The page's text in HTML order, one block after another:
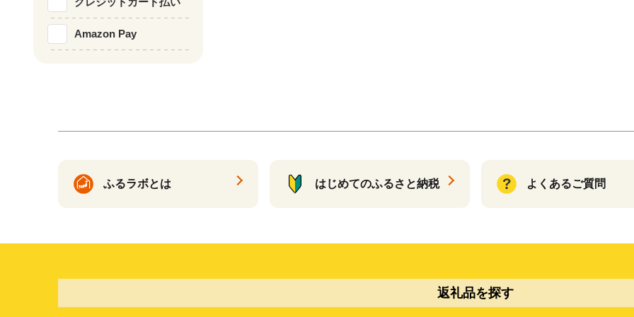
Amazon Pay
ふるラボとは はじめてのふるさと納税 よくあるご質問
返礼品を探す